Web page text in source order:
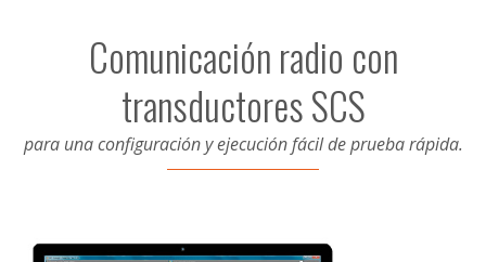
Comunicación radio con
transductores SCS
para una configuración y ejecución fácil de prueba rápida.